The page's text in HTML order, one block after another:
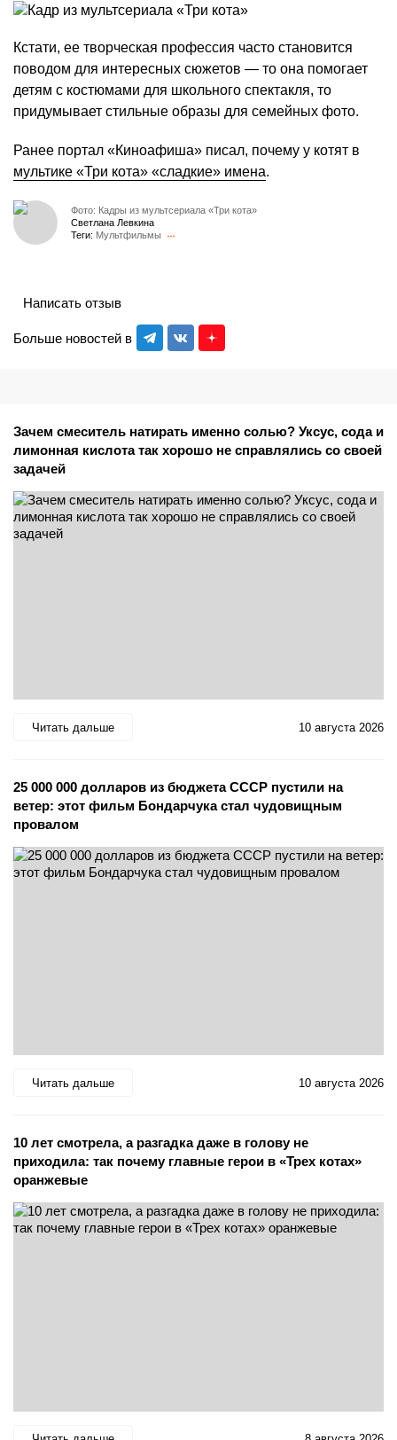
Кстати, ее творческая профессия часто становится
поводом для интересных сюжетов — то она помогает
детям с костюмами для школьного спектакля, то
придумывает стильные образы для семейных фото.
Ранее портал «Киноафиша» писал, почему у котят в
мультике «Три кота» «сладкие» имена.
Фото: Кадры из мультсериала «Три кота»
Светлана Левкина
Теги: Мультфильмы
Больше новостей в
Написать отзыв
Зачем смеситель натирать именно солью? Уксус, сода и
лимонная кислота так хорошо не справлялись со своей
задачей
Читать дальше 10 августа 2026
25 000 000 долларов из бюджета СССР пустили на
ветер: этот фильм Бондарчука стал чудовищным
провалом
Читать дальше 10 августа 2026
10 лет смотрела, а разгадка даже в голову не
приходила: так почему главные герои в «Трех котах»
оранжевые